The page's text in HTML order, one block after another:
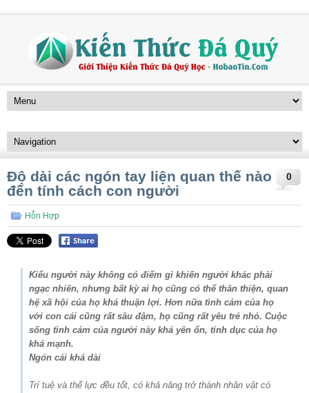
0
Độ dài các ngón tay liện quan thế nào
đến tính cách con người
Hỗn Hợp
Kiểu người này không có điểm gì khiến người khác phải
ngạc nhiên, nhưng bất kỳ ai họ cũng có thể thân thiện, quan
hệ xã hội của họ khá thuận lợi. Hơn nữa tình cảm của họ
với con cái cũng rất sâu đậm, họ cũng rất yêu trẻ nhỏ. Cuộc
sống tình cảm của người này khá yên ổn, tính dục của họ
khá mạnh.
Ngón cái khá dài
Trí tuệ và thể lực đều tốt, có khả năng trở thành nhân vật có